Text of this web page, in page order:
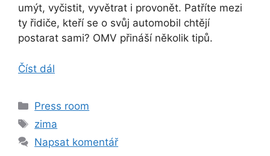
umýt, vyčistit, vyvětrat i provonět. Patříte mezi
ty řidiče, kteří se o svůj automobil chtějí
postarat sami? OMV přináší několik tipů.
Číst dál
Rubriky
Press room
Štítky
zima
Napsat komentář